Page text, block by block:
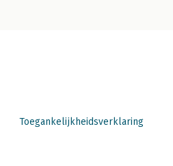
Toegankelijkheidsverklaring